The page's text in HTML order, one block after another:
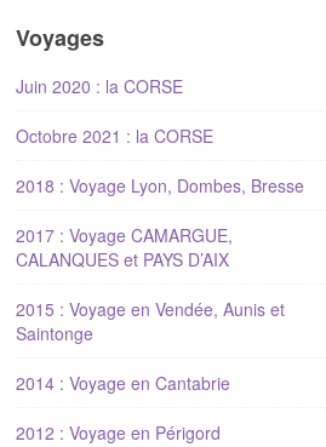
Voyages
Juin 2020 : la CORSE
Octobre 2021 : la CORSE
2018 : Voyage Lyon, Dombes, Bresse
2017 : Voyage CAMARGUE,
CALANQUES et PAYS D’AIX
2015 : Voyage en Vendée, Aunis et
Saintonge
2014 : Voyage en Cantabrie
2012 : Voyage en Périgord